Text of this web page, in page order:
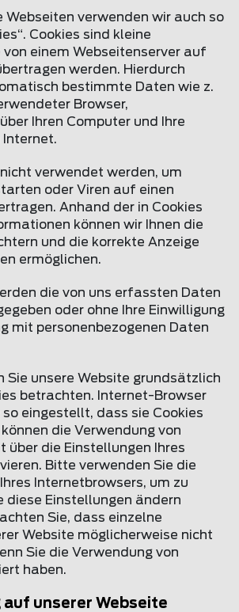
Webseiten verwenden wir auch so
Cookies sind kleine
einem Webseitenserver auf
werden. Hierdurch
bestimmte Daten wie z.
Browser,
Ihren Computer und Ihre
Internet.
verwendet werden, um
oder Viren auf einen
Anhand der in Cookies
können wir Ihnen die
und die korrekte Anzeige
ermöglichen.
die von uns erfassten Daten
oder ohne Ihre Einwilligung
mit personenbezogenen Daten
Sie unsere Website grundsätzlich
betrachten. Internet-Browser
eingestellt, dass sie Cookies
die Verwendung von
über die Einstellungen Ihres
Bitte verwenden Sie die
Internetbrowsers, um zu
diese Einstellungen ändern
Sie, dass einzelne
Website möglicherweise nicht
Sie die Verwendung von
haben.
auf unserer Webseite